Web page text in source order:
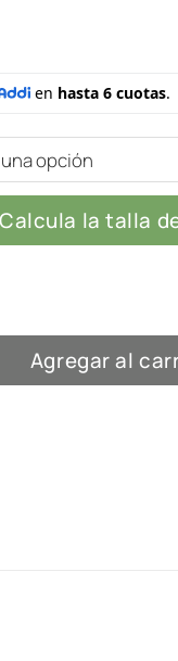
Calcula la talla
cantidad
Agregar al